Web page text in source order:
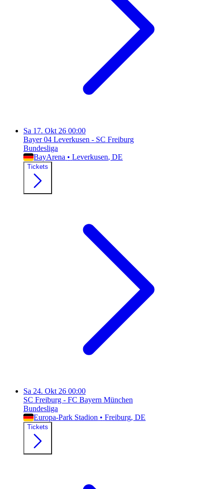
Sa 17. Okt 26 00:00
Bayer 04 Leverkusen - SC Freiburg
Bundesliga
BayArena • Leverkusen, DE
Tickets
Sa 24. Okt 26 00:00
SC Freiburg - FC Bayern München
Bundesliga
Europa-Park Stadion • Freiburg, DE
Tickets